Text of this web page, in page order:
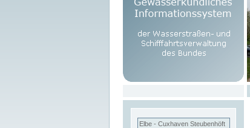
Elbe - Cuxhaven Steubenhöft